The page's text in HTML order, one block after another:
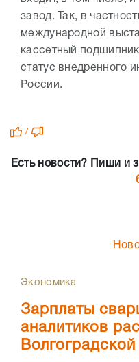
завод. Так, в
международной
кассетный
статус внедренного
России.
/
Есть новости? Пиши и
Экономика
Зарплаты
аналитиков